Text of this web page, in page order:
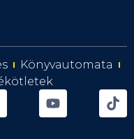
Könyvautomata